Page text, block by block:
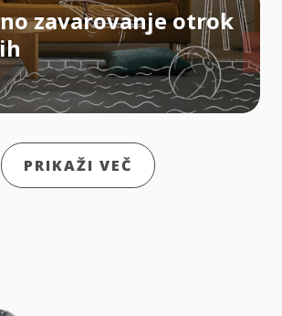
zavarovanje otrok
PRIKAŽI VEČ